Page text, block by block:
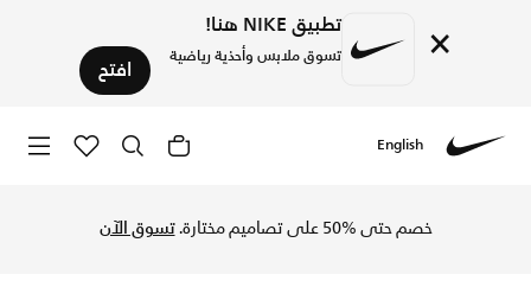
× تطبيق NIKE هنا!
تسوق ملابس وأحذية رياضية افتح
English
خصم حتى %50 على تصاميم مختارة. تسوق الآن